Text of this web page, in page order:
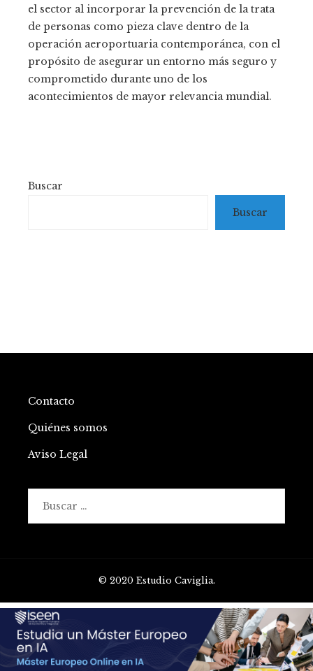
el sector al incorporar la prevención de la trata
de personas como pieza clave dentro de la
operación aeroportuaria contemporánea, con el
propósito de asegurar un entorno más seguro y
comprometido durante uno de los
acontecimientos de mayor relevancia mundial.
Buscar
Buscar
Contacto
Quiénes somos
Aviso Legal
© 2020 Estudio Caviglia.